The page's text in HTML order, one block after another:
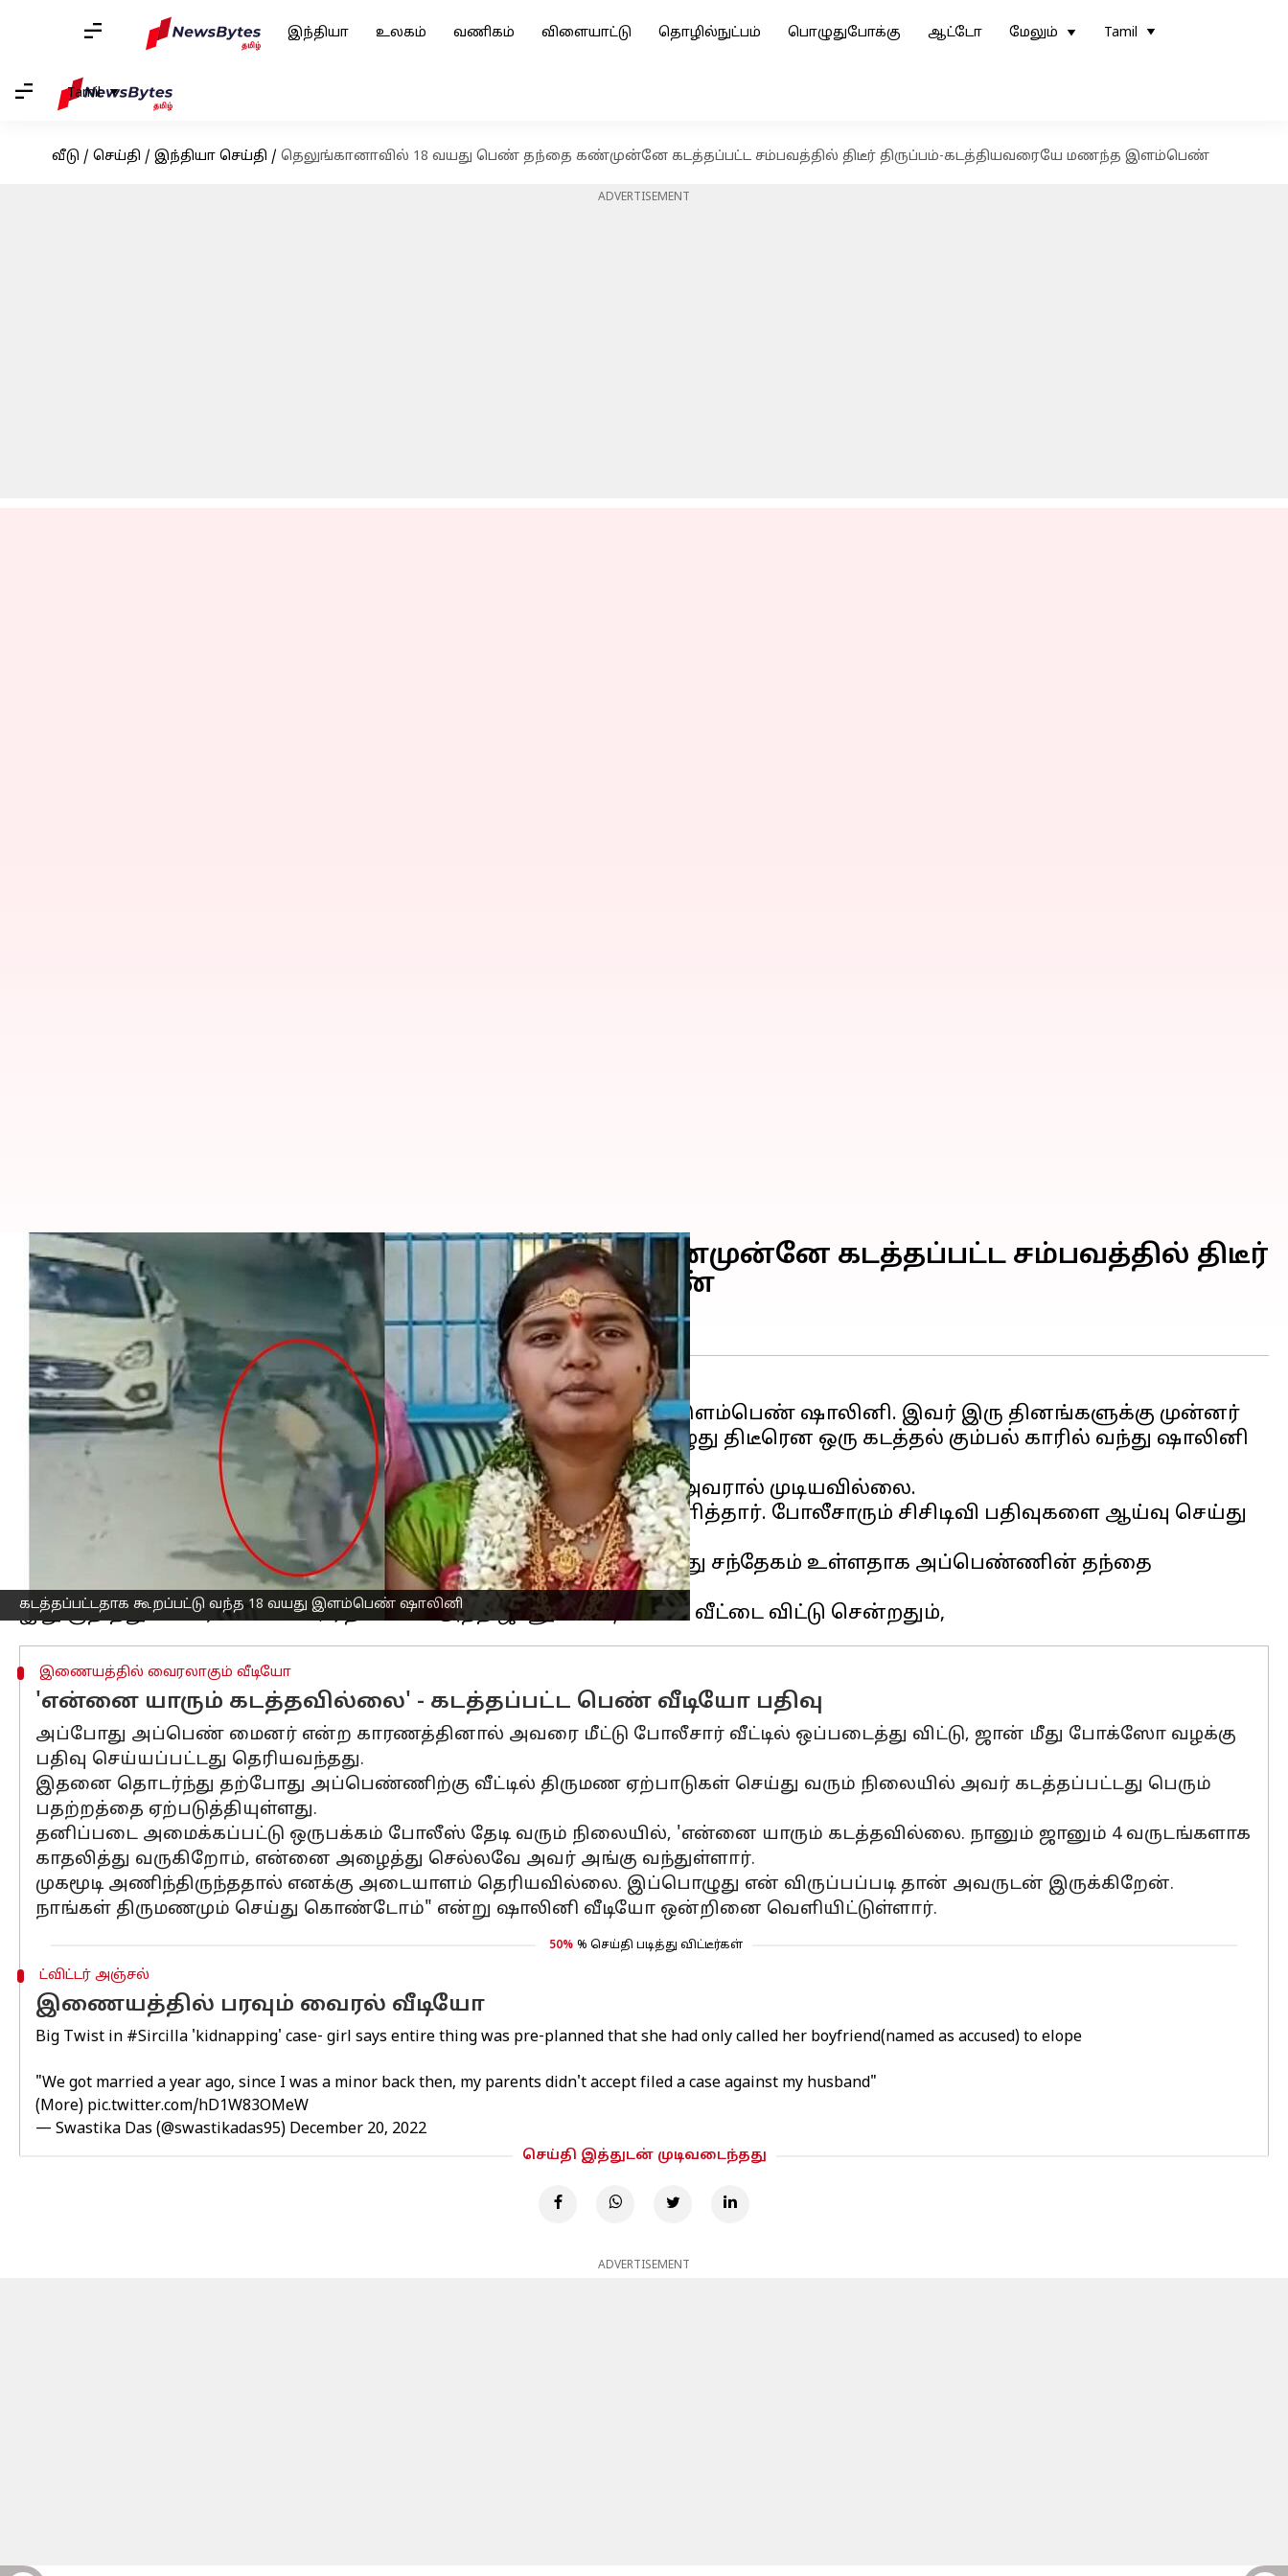
இந்தியா உலகம் வணிகம் விளையாட்டு தொழில்நுட்பம் பொழுதுபோக்கு ஆட்டோ மேலும் Tamil
Tamil
வீடு / செய்தி / இந்தியா செய்தி / தெலுங்கானாவில் 18 வயது பெண் தந்தை கண்முன்னே கடத்தப்பட்ட சம்பவத்தில் திடீர் திருப்பம்-கடத்தியவரையே மணந்த இளம்பெண்
ADVERTISEMENT
கடத்தப்பட்டதாக கூறப்பட்டு வந்த 18 வயது இளம்பெண் ஷாலினி
தெலுங்கானாவில் 18 வயது பெண் தந்தை கண்முன்னே கடத்தப்பட்ட சம்பவத்தில் திடீர்
திருப்பம்-கடத்தியவரையே மணந்த இளம்பெண்
Nivetha P Dec 25, 2022
செய்தி முன்னோட்டம்
தெலுங்கானா மாநிலம், சிர்சில்லா பகுதியை சேர்ந்தவர் 18 வயது இளம்பெண் ஷாலினி. இவர் இரு தினங்களுக்கு முன்னர்
தனது தந்தையுடன் சாலையில் நடந்து சென்று கொண்டிருந்த பொழுது திடீரென ஒரு கடத்தல் கும்பல் காரில் வந்து ஷாலினி
தந்தையை தள்ளிவிட்டு, ஷாலினியை கடத்தி சென்றுள்ளனர்.
அவர்களை பிடிக்க அப்பெண்ணின் தந்தை முயற்சித்தார், ஆனால் அவரால் முடியவில்லை.
இதனையடுத்து போலீசில் இது குறித்து அவர் புகார் ஒன்றினை அளித்தார். போலீசாரும் சிசிடிவி பதிவுகளை ஆய்வு செய்து
விசாரணை நடத்தி வந்தனர்.
தொடர் விசாரணையில் அதே பகுதியை சேர்ந்த ஜான் என்பவரது மீது சந்தேகம் உள்ளதாக அப்பெண்ணின் தந்தை
தெரிவித்துள்ளார்.
இணையத்தில் வைரலாகும் வீடியோ
'என்னை யாரும் கடத்தவில்லை' - கடத்தப்பட்ட பெண் வீடியோ பதிவு
அப்போது அப்பெண் மைனர் என்ற காரணத்தினால் அவரை மீட்டு போலீசார் வீட்டில் ஒப்படைத்து விட்டு, ஜான் மீது போக்ஸோ வழக்கு
பதிவு செய்யப்பட்டது தெரியவந்தது.
இதனை தொடர்ந்து தற்போது அப்பெண்ணிற்கு வீட்டில் திருமண ஏற்பாடுகள் செய்து வரும் நிலையில் அவர் கடத்தப்பட்டது பெரும்
பதற்றத்தை ஏற்படுத்தியுள்ளது.
தனிப்படை அமைக்கப்பட்டு ஒருபக்கம் போலீஸ் தேடி வரும் நிலையில், 'என்னை யாரும் கடத்தவில்லை. நானும் ஜானும் 4 வருடங்களாக
காதலித்து வருகிறோம், என்னை அழைத்து செல்லவே அவர் அங்கு வந்துள்ளார்.
முகமூடி அணிந்திருந்ததால் எனக்கு அடையாளம் தெரியவில்லை. இப்பொழுது என் விருப்பப்படி தான் அவருடன் இருக்கிறேன்.
நாங்கள் திருமணமும் செய்து கொண்டோம்" என்று ஷாலினி வீடியோ ஒன்றினை வெளியிட்டுள்ளார்.
50% % செய்தி படித்து விட்டீர்கள்
ட்விட்டர் அஞ்சல்
இணையத்தில் பரவும் வைரல் வீடியோ
Big Twist in #Sircilla 'kidnapping' case- girl says entire thing was pre-planned that she had only called her boyfriend(named as accused) to elope
"We got married a year ago, since I was a minor back then, my parents didn't accept filed a case against my husband"
(More) pic.twitter.com/hD1W83OMeW
— Swastika Das (@swastikadas95) December 20, 2022
செய்தி இத்துடன் முடிவடைந்தது
ADVERTISEMENT